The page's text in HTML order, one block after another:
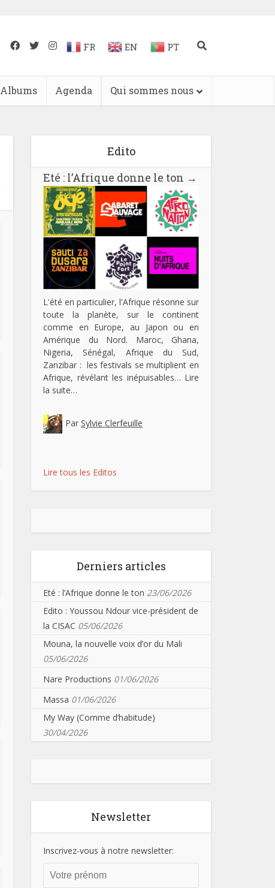
FR EN PT
Albums Agenda Qui sommes nous
Edito
Eté : l’Afrique donne le ton →
L'été en particulier, l'Afrique résonne sur
toute la planète, sur le continent
comme en Europe, au Japon ou en
Amérique du Nord. Maroc, Ghana,
Nigeria, Sénégal, Afrique du Sud,
Zanzibar : les festivals se multiplient en
Afrique, révélant les inépuisables… Lire
la suite…
Par Sylvie Clerfeuille
Lire tous les Editos
Derniers articles
Eté : l’Afrique donne le ton 23/06/2026
Edito : Youssou Ndour vice-président de
la CISAC 05/06/2026
Mouna, la nouvelle voix d’or du Mali
05/06/2026
Nare Productions 01/06/2026
Massa 01/06/2026
My Way (Comme d’habitude)
30/04/2026
Newsletter
Inscrivez-vous à notre newsletter: